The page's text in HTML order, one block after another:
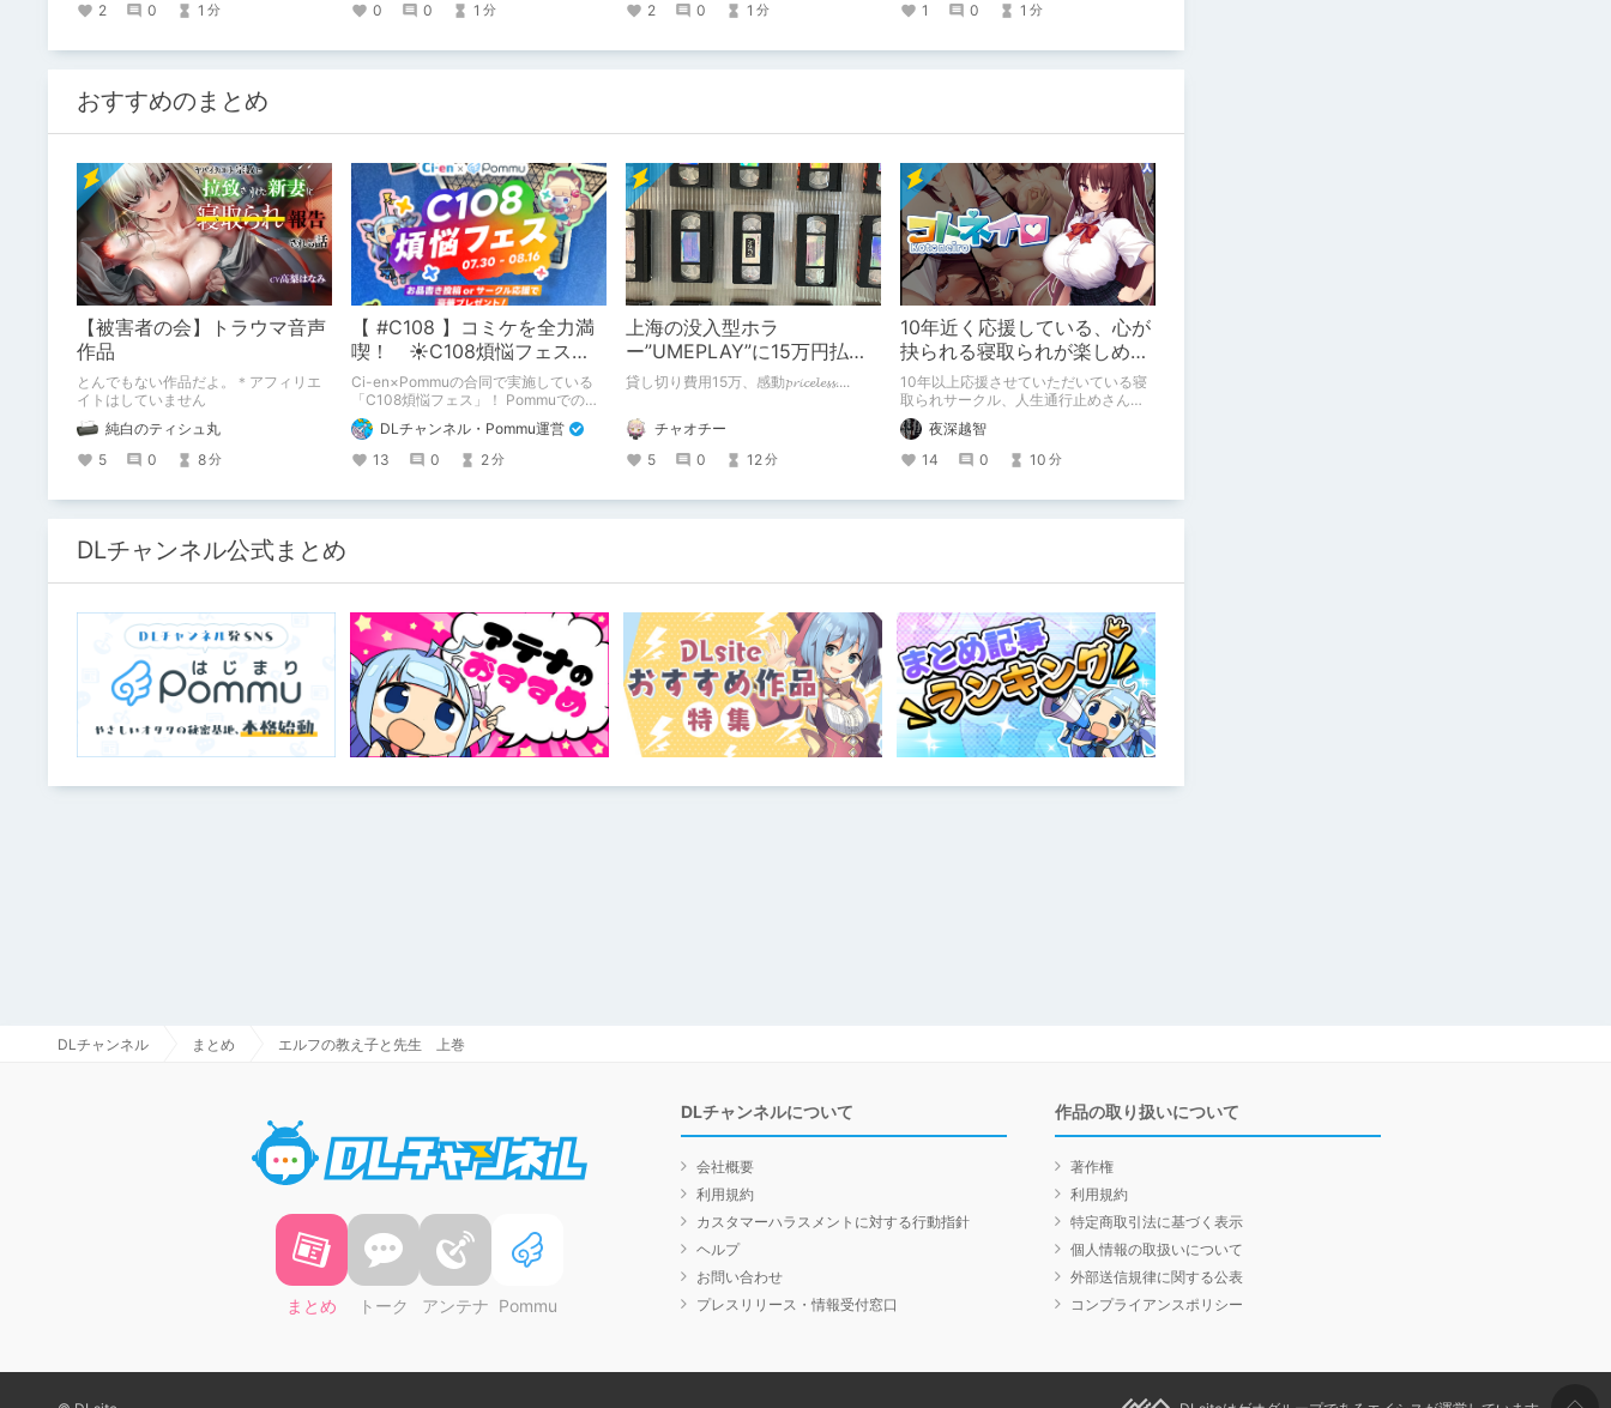
2
0 1 分
0
0 1 分
2
0 1 分
1
0 1 分
おすすめのまとめ
【被害者の会】トラウマ音声
作品
とんでもない作品だよ。＊アフィリエ
イトはしていません
純白のティシュ丸
5
0 8分
【 #C108 】コミケを全力満
喫！ ☀C108煩悩フェス☀
Pommu版のご案内
Ci-en×Pommuの合同で実施している
「C108煩悩フェス」！ Pommuでの参
加方法について、改めてこちらでもご
案内いたします！
DLチャンネル・Pommu運営
13
0 2分
上海の没入型ホラ
ー”UMEPLAY”に15万円払っ
たら、2作品とも号泣した※ネ
貸し切り費用15万、感動𝓹𝓻𝓲𝓬𝓮𝓵𝓮𝓼𝓼....
チャオチー
5
0 12分
10年近く応援している、心が
抉られる寝取られが楽しめる
サークル
10年以上応援させていただいている寝
取られサークル、人生通行止めさんの
新作がとても良かったので、新作を中
心に、このサークルのゲームを紹介し
たくて、記事を書かせていただく。 キ
ミノオモイからずっと好きな熱心なフ
夜深越智
14
0 10 分
DLチャンネル公式まとめ
DLチャンネル まとめ エルフの教え子と先生 上巻
DLチャンネル
まとめ トーク アンテナ Pommu
DLチャンネルについて
会社概要
利用規約
カスタマーハラスメントに対する行動指針
ヘルプ
お問い合わせ
プレスリリース・情報受付窓口
作品の取り扱いについて
著作権
利用規約
特定商取引法に基づく表示
個人情報の取扱いについて
外部送信規律に関する公表
コンプライアンスポリシー